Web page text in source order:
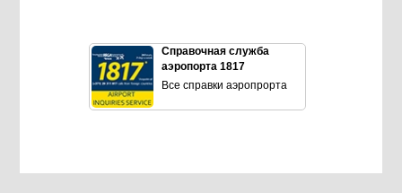
Справочная служба
аэропорта 1817
Все справки аэропрорта